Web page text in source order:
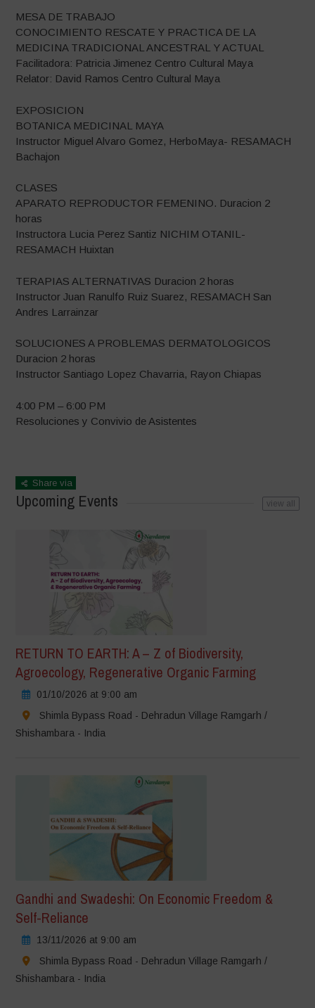
MESA DE TRABAJO
CONOCIMIENTO RESCATE Y PRACTICA DE LA
MEDICINA TRADICIONAL ANCESTRAL Y ACTUAL
Facilitadora: Patricia Jimenez Centro Cultural Maya
Relator: David Ramos Centro Cultural Maya
EXPOSICION
BOTANICA MEDICINAL MAYA
Instructor Miguel Alvaro Gomez, HerboMaya- RESAMACH
Bachajon
CLASES
APARATO REPRODUCTOR FEMENINO. Duracion 2
horas
Instructora Lucia Perez Santiz NICHIM OTANIL-
RESAMACH Huixtan
TERAPIAS ALTERNATIVAS Duracion 2 horas
Instructor Juan Ranulfo Ruiz Suarez, RESAMACH San
Andres Larrainzar
SOLUCIONES A PROBLEMAS DERMATOLOGICOS
Duracion 2 horas
Instructor Santiago Lopez Chavarria, Rayon Chiapas
4:00 PM – 6:00 PM
Resoluciones y Convivio de Asistentes
Share via
Upcoming Events view all
RETURN TO EARTH: A – Z of Biodiversity,
Agroecology, Regenerative Organic Farming
01/10/2026 at 9:00 am
Shimla Bypass Road - Dehradun Village Ramgarh /
Shishambara - India
Gandhi and Swadeshi: On Economic Freedom &
Self-Reliance
13/11/2026 at 9:00 am
Shimla Bypass Road - Dehradun Village Ramgarh /
Shishambara - India